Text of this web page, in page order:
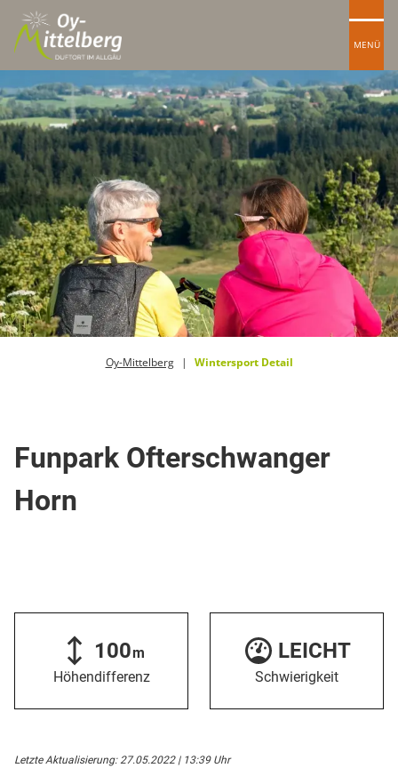
MENÜ
Oy-Mittelberg Wintersport Detail
Funpark Ofterschwanger
Horn
100m
Höhendifferenz
LEICHT
Schwierigkeit
Letzte Aktualisierung: 27.05.2022 | 13:39 Uhr